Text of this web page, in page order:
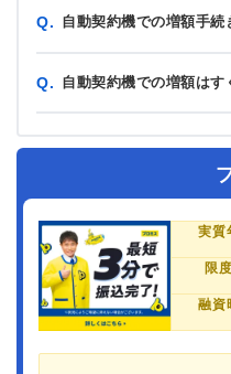
Q. 自動契約機での増額手続
Q. 自動契約機での増額はす
実質
限
融資